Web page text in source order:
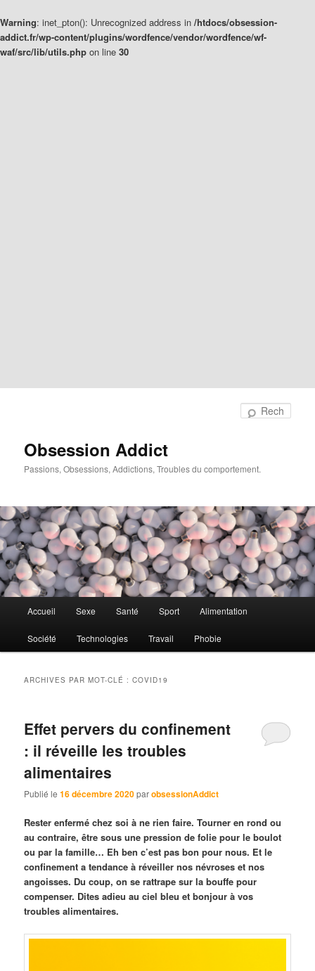
Warning: inet_pton(): Unrecognized address in /htdocs/obsession-
addict.fr/wp-content/plugins/wordfence/vendor/wordfence/wf-
waf/src/lib/utils.php on line 30
Obsession Addict
Passions, Obsessions, Addictions, Troubles du comportement.
principal
Accueil Sexe Santé Sport Alimentation
Société Technologies Travail Phobie
ARCHIVES PAR MOT-CLÉ :COVID19
Effet pervers du confinement
: il réveille les troubles
alimentaires
Publié le16 décembre 2020parobsessionAddict
Rester enfermé chez soi à ne rien faire. Tourner en rond ou
au contraire, être sous une pression de folie pour le boulot
ou par la famille… Eh ben c’est pas bon pour nous. Et le
confinement a tendance à réveiller nos névroses et nos
angoisses. Du coup, on se rattrape sur la bouffe pour
compenser. Dites adieu au ciel bleu et bonjour à vos
troubles alimentaires.